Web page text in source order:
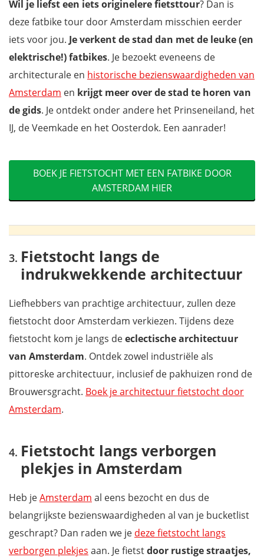
Wil je liefst een iets originelere fietsttour? Dan is
deze fatbike tour door Amsterdam misschien eerder
iets voor jou. Je verkent de stad dan met de leuke (en
elektrische!) fatbikes. Je bezoekt eveneens de
architecturale en historische bezienswaardigheden van
Amsterdam en krijgt meer over de stad te horen van
de gids. Je ontdekt onder andere het Prinseneiland, het
IJ, de Veemkade en het Oosterdok. Een aanrader!
BOEK JE FIETSTOCHT MET EEN FATBIKE DOOR
AMSTERDAM HIER
Fietstocht langs de
indrukwekkende architectuur
Liefhebbers van prachtige architectuur, zullen deze
fietstocht door Amsterdam verkiezen. Tijdens deze
fietstocht kom je langs deeclectische architectuur
van Amsterdam. Ontdek zowel industriële als
pittoreske architectuur, inclusief de pakhuizen rond de
Brouwersgracht. Boek je architectuur fietstocht door
Amsterdam.
Fietstocht langs verborgen
plekjes in Amsterdam
Heb jeAmsterdam al eens bezocht en dus de
belangrijkste bezienswaardigheden al van je bucketlist
geschrapt? Dan raden we je deze fietstocht langs
verborgen plekjes aan. Je fietstdoor rustige straatjes,